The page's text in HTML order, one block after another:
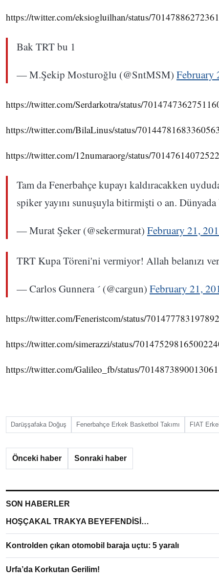
https://twitter.com/eksiogluilhan/status/
Bak TRT bu 1
— M.Şekip Mosturoğlu (@SntMSM) February
https://twitter.com/Serdarkotra/status/
https://twitter.com/BilaLinus/status/
https://twitter.com/12numaraorg/status/
Tam da Fenerbahçe kupayı kaldıracakken
spiker yayını sunuşuyla bitirmişti o an.
— Murat Şeker (@sekermurat) February 21,
TRT Kupa Töreni'ni vermiyor! Allah belanızı
— Carlos Gunnera  (@cargun) February 21,
https://twitter.com/Feneristcom/status/
https://twitter.com/simerazzi/status/
https://twitter.com/Galileo_fb/status/
Darüşşafaka Doğuş Fenerbahçe Erkek Basketbol Takımı FIAT
Önceki haber Sonraki haber
SON HABERLER
HOŞÇAKAL TRAKYA BEYEFENDİSİ…
Kontrolden çıkan otomobil baraja uçtu: 5 yaralı
Urfa’da Korkutan Gerilim!